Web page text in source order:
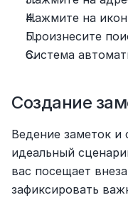
Нажмите на
Произнесите
Система
Создание
Ведение заметок
идеальный
вас посещает
зафиксировать